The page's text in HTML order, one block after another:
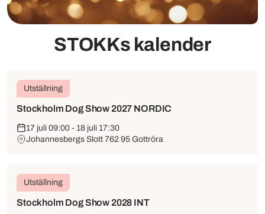
STOKKs kalender
Utställning
Stockholm Dog Show 2027 NORDIC
17 juli 09:00 - 18 juli 17:30
Johannesbergs Slott 762 95 Gottröra
Utställning
Stockholm Dog Show 2028 INT